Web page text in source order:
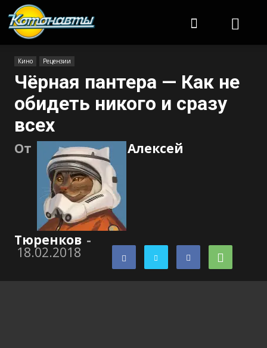
Кино Рецензии
Чёрная пантера — Как не
обидеть никого и сразу
всех
От Алексей
Тюренков -
18.02.2018